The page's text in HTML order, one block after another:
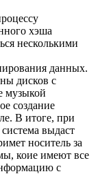
хэша
несколькими
данных.
дисков с
музыкой
создание
В итоге, при
выдаст
носитель за
коие имеют все
с